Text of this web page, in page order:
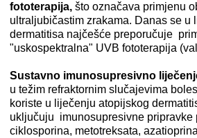
fototerapija, što označava primjenu
ultraljubičastim zrakama. Danas se u
dermatitisa najčešće preporučuje
"uskospektralna" UVB fototerapija
Sustavno imunosupresivno
u težim refraktornim slučajevima
koriste u liječenju atopijskog
uključuju imunosupresivne pripravke
ciklosporina, metotreksata,